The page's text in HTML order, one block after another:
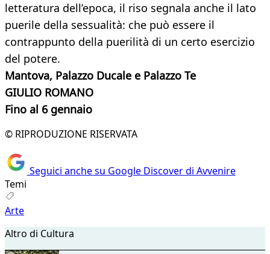
letteratura dell’epoca, il riso segnala anche il lato
puerile della sessualità: che può essere il
contrappunto della puerilità di un certo esercizio
del potere.
Mantova, Palazzo Ducale e Palazzo Te
GIULIO ROMANO
Fino al 6 gennaio
© RIPRODUZIONE RISERVATA
Seguici anche su Google Discover di Avvenire
Temi
Arte
Altro di Cultura